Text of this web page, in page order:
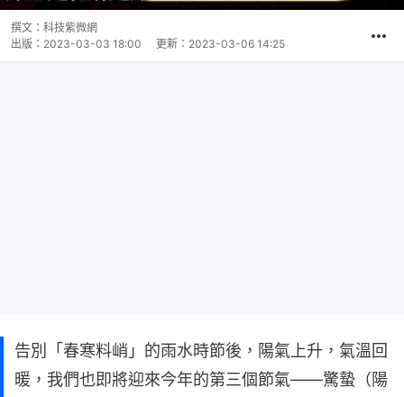
撰文： 科技紫微網
出版： 2023-03-03 18:00 更新： 2023-03-06 14:25
告別「春寒料峭」的雨水時節後，陽氣上升，氣溫回
暖，我們也即將迎來今年的第三個節氣——驚蟄（陽